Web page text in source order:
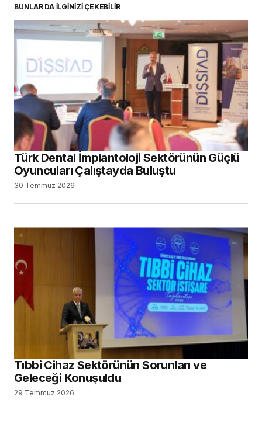
BUNLAR DA İLGİNİZİ ÇEKEBİLİR
Türk Dental İmplantoloji Sektörünün Güçlü
Oyuncuları Çalıştayda Buluştu
30 Temmuz 2026
Tıbbi Cihaz Sektörünün Sorunları ve
Geleceği Konuşuldu
29 Temmuz 2026